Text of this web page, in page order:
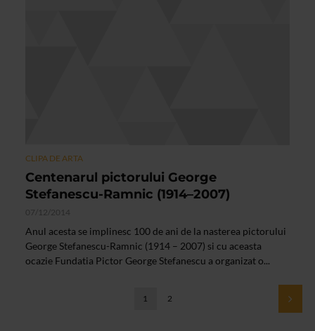
CLIPA DE ARTA
Centenarul pictorului George
Stefanescu-Ramnic (1914–2007)
07/12/2014
Anul acesta se implinesc 100 de ani de la nasterea pictorului
George Stefanescu-Ramnic (1914 – 2007) si cu aceasta
ocazie Fundatia Pictor George Stefanescu a organizat o...
1 2